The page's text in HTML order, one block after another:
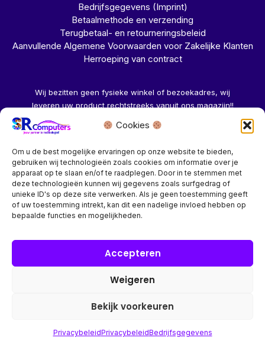
Cookies
Om u de best mogelijke ervaringen op onze website te bieden,
gebruiken wij technologieën zoals cookies om informatie over je
apparaat op te slaan en/of te raadplegen. Door in te stemmen met
deze technologieën kunnen wij gegevens zoals surfgedrag of
unieke ID's op deze site verwerken. Als je geen toestemming geeft
of uw toestemming intrekt, kan dit een nadelige invloed hebben op
bepaalde functies en mogelijkheden.
Accepteren
Weigeren
Bekijk voorkeuren
PrivacybeleidPrivacybeleidBedrijfsgegevens
Bedrijfsgegevens (Imprint)
Betaalmethode en verzending
Terugbetaal- en retourneringsbeleid
Aanvullende Algemene Voorwaarden voor Zakelijke Klanten
Herroeping van contract
Wij bezitten geen fysieke winkel of bezoekadres, wij
leveren uw product rechtstreeks vanuit ons magazijn!!
Herroeping aanvragen →
Bedrijf? vraag een account aan voor speciale prijzen!
groothandel account, dan worden automatisch alle prijzen